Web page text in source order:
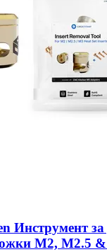
Инструмент
M2, M2.5